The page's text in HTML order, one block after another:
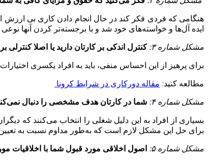
هنگامی که فردی فکر کند در حال انجام دادن کاری بی
ایده آل‌ها و خواسته‌های خود شد و با برجسته‌تر کردن آنها
مشکل شماره ۳:
کنترل اندکی بر کارتان دارید یا اصلا کنترلی
برای پرهیز از این احساس منفی، باید به افراد یکسری
مطالعه کنید: مقاله دورکاری در شرایط کرونا
مشکل شماره ۴:
شما در کارتان هدف مشخصی را دنبال
بسیاری از افراد به این دلیل شغلی را انتخاب می‌کنند که
برای حل این مشکل لازم است که به‌طور مداوم نسبت به
مشکل شماره ۵:
اصول اخلاقی مورد قبول شما با اخلاقیات